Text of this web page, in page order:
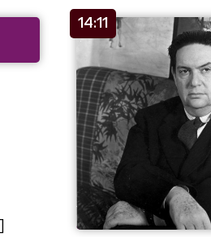
14:11